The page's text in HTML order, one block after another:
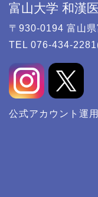
富山大学 和漢
〒930-0194 富山
TEL 076-434-
公式アカウント運